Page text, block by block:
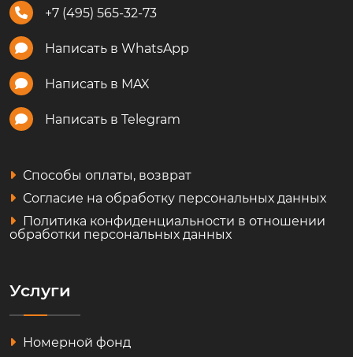
+7 (495) 565-32-73
Написать в WhatsApp
Написать в MAX
Написать в Telegram
Способы оплаты, возврат
Согласие на обработку персональных данных
Политика конфиденциальности в отношении
обработки персональных данных
Услуги
Номерной фонд